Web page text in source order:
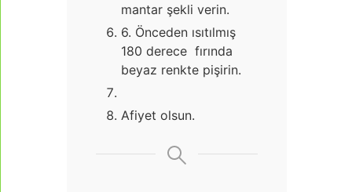
mantar şekli verin.
6. Önceden ısıtılmış
180 derece fırında
beyaz renkte pişirin.
Afiyet olsun.